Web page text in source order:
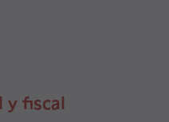
y fiscal